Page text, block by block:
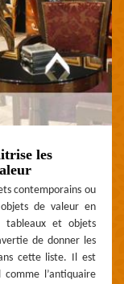
les
contemporains ou
objets de valeur en
tableaux et objets
de donner les
cette liste. Il est
l’antiquaire